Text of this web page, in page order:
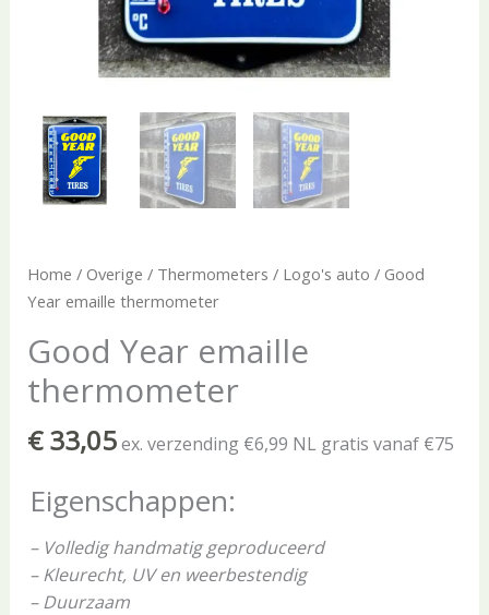
Home / Overige / Thermometers / Logo's auto / Good
Year emaille thermometer
Good Year emaille
thermometer
€33,05ex. verzending €6,99 NL gratis vanaf €75
Eigenschappen:
– Volledig handmatig geproduceerd
– Kleurecht, UV en weerbestendig
– Duurzaam